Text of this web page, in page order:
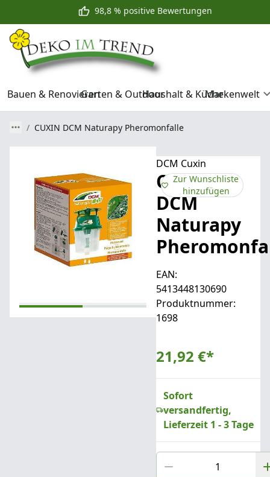
98,8 % positive Bewertungen
Bauen & RenovierenGarten & OutdoorHaushalt & KücheMarkenwelt
CUXIN DCM Naturapy Pheromonfalle
DCM Cuxin
CUXIN
DCM
Naturapy
EAN:
5413448130690
Produktnummer:
1698
21,92 €*
Zur Wunschliste
hinzufügen
Sofort
versandfertig,
Lieferzeit 1 - 3 Tage